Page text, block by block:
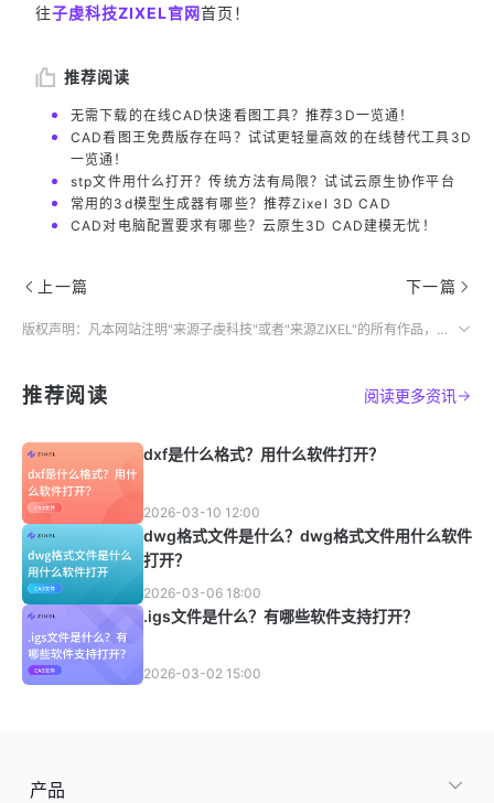
往子虔科技ZIXEL官网首页！
推荐阅读
无需下载的在线CAD快速看图工具？推荐3D一览通！
CAD看图王免费版存在吗？试试更轻量高效的在线替代工具3D
一览通！
stp文件用什么打开？传统方法有局限？试试云原生协作平台
常用的3d模型生成器有哪些？推荐Zixel 3D CAD
CAD对电脑配置要求有哪些？云原生3D CAD建模无忧！
上一篇 下一篇
版权声明：凡本网站注明"来源子虔科技"或者"来源ZIXEL"的所有作品，均为本网站合法拥有版权的作品，未经本网站授权，任何媒体、网站、个人不得转载、链接、转帖或以其他方式使用。
推荐阅读 阅读更多资讯
dxf是什么格式？用什么软件打开？
2026-03-10 12:00
dwg格式文件是什么？dwg格式文件用什么软件
打开？
2026-03-06 18:00
.igs文件是什么？有哪些软件支持打开？
2026-03-02 15:00
产品